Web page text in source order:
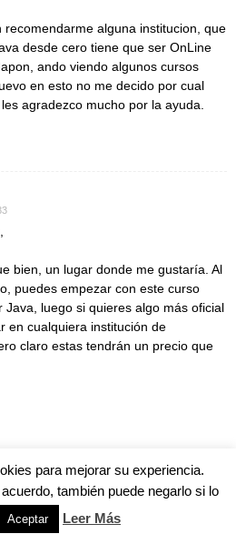
recomendarme alguna institucion, que
desde cero tiene que ser OnLine
ando viendo algunos cursos
en esto no me decido por cual
agradezco mucho por la ayuda.
bien, un lugar donde me gustaría. Al
puedes empezar con este curso
Java, luego si quieres algo más oficial
en cualquiera institución de
claro estas tendrán un precio que
por el aporte. Durante mucho
para mejorar su experiencia.
también puede negarlo si lo
Aceptar Leer Más